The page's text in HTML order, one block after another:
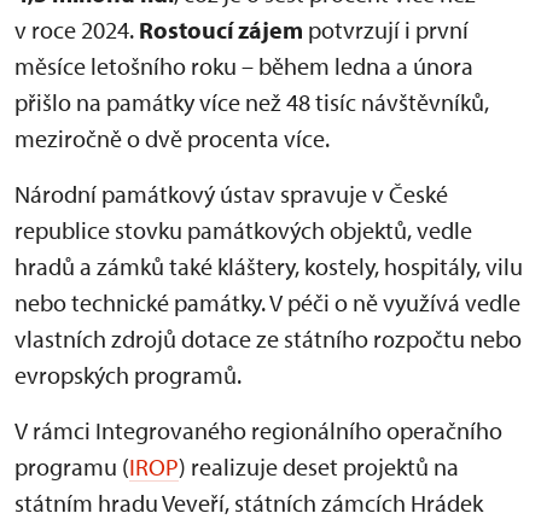
v roce 2024. Rostoucí zájem potvrzují i první
měsíce letošního roku – během ledna a února
přišlo na památky více než 48 tisíc návštěvníků,
meziročně o dvě procenta více.
Národní památkový ústav spravuje v České
republice stovku památkových objektů, vedle
hradů a zámků také kláštery, kostely, hospitály, vilu
nebo technické památky. V péči o ně využívá vedle
vlastních zdrojů dotace ze státního rozpočtu nebo
evropských programů.
V rámci Integrovaného regionálního operačního
programu (IROP) realizuje deset projektů na
státním hradu Veveří, státních zámcích Hrádek